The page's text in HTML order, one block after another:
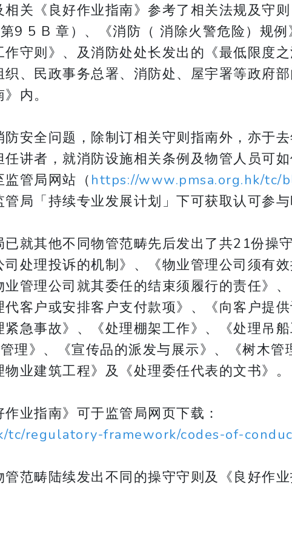
关《良好作业指南》参考了相关法规及守
第9 5 B 章）、《消防（ 消除火警危险）规
守则》、及消防处处长发出的《最低限度
、民政事务总署、消防处、屋宇署等政府
内。
安全问题，除制订相关守则指南外，亦于
讲者，就消防设施相关条例及物管人员可
管局网站（ https://www.pmsa.org.hk/tc/
局「持续专业发展计划」下可获取认可参与
就其他不同物管范畴先后发出了共21份操
处理投诉的机制》、《物业管理公司须有
管理公司就其委任的结束须履行的责任》
代客户或安排客户支付款项》、《向客户提
急事故》、《处理棚架工作》、《处理吊
理》、《宣传品的派发与展示》、《树木管
业建筑工程》及《处理委任代表的文书》。
业指南》可于监管局网页下载：
tc/regulatory-framework/codes-of-
范畴陆续发出不同的操守守则及《良好作